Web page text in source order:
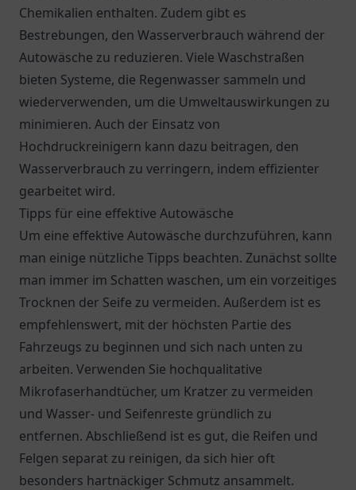
Chemikalien enthalten. Zudem gibt es
Bestrebungen, den Wasserverbrauch während der
Autowäsche zu reduzieren. Viele Waschstraßen
bieten Systeme, die Regenwasser sammeln und
wiederverwenden, um die Umweltauswirkungen zu
minimieren. Auch der Einsatz von
Hochdruckreinigern kann dazu beitragen, den
Wasserverbrauch zu verringern, indem effizienter
gearbeitet wird.
Tipps für eine effektive Autowäsche
Um eine effektive Autowäsche durchzuführen, kann
man einige nützliche Tipps beachten. Zunächst sollte
man immer im Schatten waschen, um ein vorzeitiges
Trocknen der Seife zu vermeiden. Außerdem ist es
empfehlenswert, mit der höchsten Partie des
Fahrzeugs zu beginnen und sich nach unten zu
arbeiten. Verwenden Sie hochqualitative
Mikrofaserhandtücher, um Kratzer zu vermeiden
und Wasser- und Seifenreste gründlich zu
entfernen. Abschließend ist es gut, die Reifen und
Felgen separat zu reinigen, da sich hier oft
besonders hartnäckiger Schmutz ansammelt.